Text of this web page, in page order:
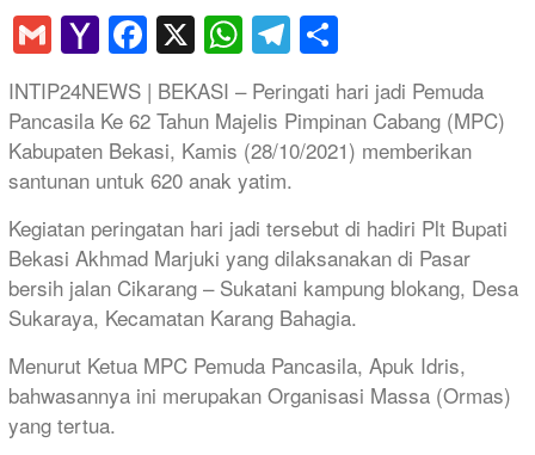
GmailYahoo
Mail
Facebook
X WhatsApp
Telegram
INTIP24NEWS | BEKASI – Peringati hari jadi Pemuda
Pancasila Ke 62 Tahun Majelis Pimpinan Cabang (MPC)
Kabupaten Bekasi, Kamis (28/10/2021) memberikan
santunan untuk 620 anak yatim.
Kegiatan peringatan hari jadi tersebut di hadiri Plt Bupati
Bekasi Akhmad Marjuki yang dilaksanakan di Pasar
bersih jalan Cikarang – Sukatani kampung blokang, Desa
Sukaraya, Kecamatan Karang Bahagia.
Menurut Ketua MPC Pemuda Pancasila, Apuk Idris,
bahwasannya ini merupakan Organisasi Massa (Ormas)
yang tertua.